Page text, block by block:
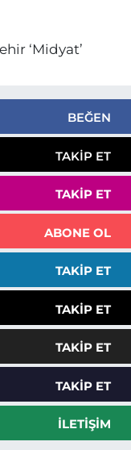
‘Midyat’
BEĞEN
TAKIP ET
TAKIP ET
ABONE OL
TAKIP ET
TAKIP ET
TAKIP ET
TAKIP ET
İLETIŞIM